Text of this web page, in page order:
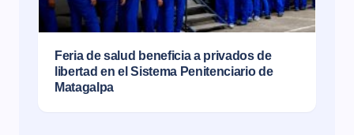
Feria de salud beneficia a privados de
libertad en el Sistema Penitenciario de
Matagalpa